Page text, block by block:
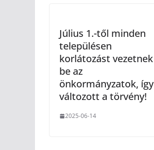
Július 1.-től minden
településen
korlátozást vezetnek
be az
önkormányzatok, így
változott a törvény!
2025-06-14